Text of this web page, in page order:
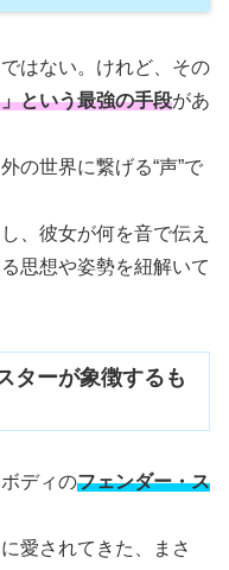
はない。けれど、その
という最強の手段があ
の世界に繋げる“声”で
、彼女が何を音で伝え
思想や姿勢を紐解いて
ターが象徴するも
ディのフェンダー・ス
愛されてきた、まさ